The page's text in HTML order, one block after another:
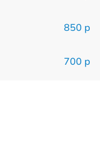
850 р
700 р